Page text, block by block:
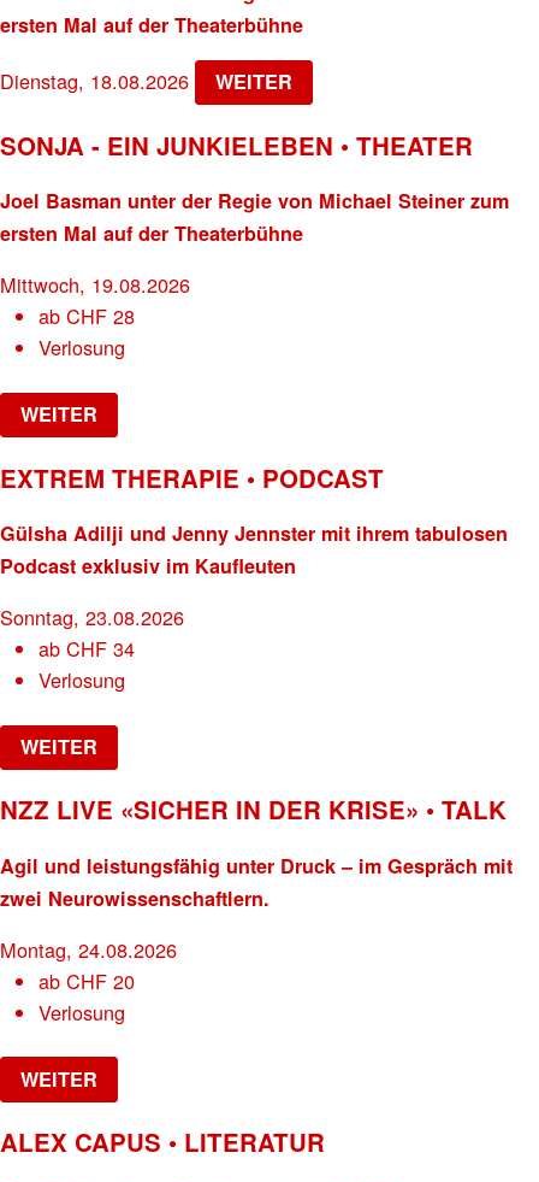
ersten Mal auf der Theaterbühne
Dienstag, 18.08.2026 WEITER
SONJA - EIN JUNKIELEBEN • THEATER
Joel Basman unter der Regie von Michael Steiner zum
ersten Mal auf der Theaterbühne
Mittwoch, 19.08.2026
abCHF 28
Verlosung
WEITER
EXTREM THERAPIE • PODCAST
Gülsha Adilji und Jenny Jennster mit ihrem tabulosen
Podcast exklusiv im Kaufleuten
Sonntag, 23.08.2026
abCHF 34
Verlosung
WEITER
NZZ LIVE «SICHER IN DER KRISE» • TALK
Agil und leistungsfähig unter Druck – im Gespräch mit
zwei Neurowissenschaftlern.
Montag, 24.08.2026
abCHF 20
Verlosung
WEITER
ALEX CAPUS • LITERATUR